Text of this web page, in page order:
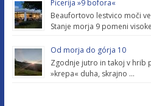
Picerija »9 bofora«
Beaufortovo lestvico moči
Stanje morja 9 pomeni
Od morja do górja 10
Zgodnje jutro in takoj v hrib
»krepa« duha, skrajno …